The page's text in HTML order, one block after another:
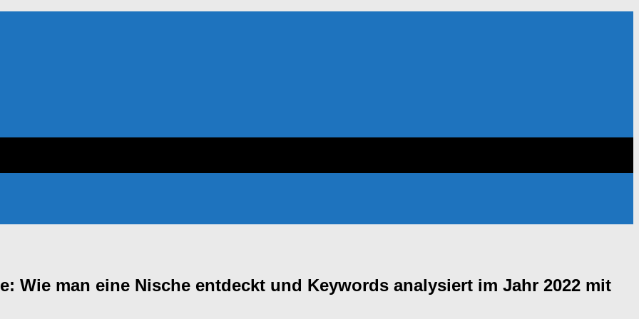
Wie man eine Nische entdeckt und Keywords analysiert im Jahr 2022 mit